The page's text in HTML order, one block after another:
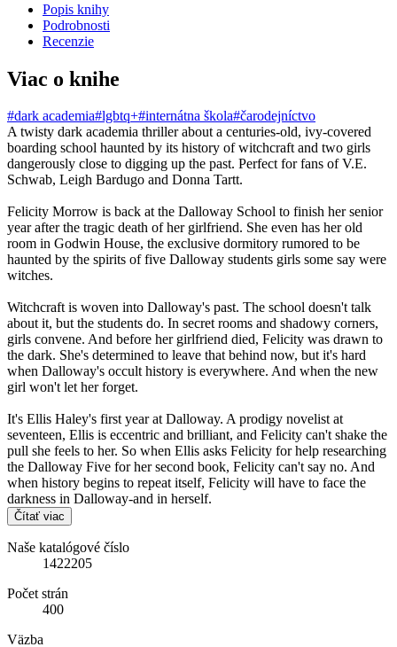
Popis knihy
Podrobnosti
Recenzie
Viac o knihe
#dark academia#lgbtq+#internátna škola#čarodejníctvo
A twisty dark academia thriller about a centuries-old, ivy-covered
boarding school haunted by its history of witchcraft and two girls
dangerously close to digging up the past. Perfect for fans of V.E.
Schwab, Leigh Bardugo and Donna Tartt.
Felicity Morrow is back at the Dalloway School to finish her senior
year after the tragic death of her girlfriend. She even has her old
room in Godwin House, the exclusive dormitory rumored to be
haunted by the spirits of five Dalloway students girls some say were
witches.
Witchcraft is woven into Dalloway's past. The school doesn't talk
about it, but the students do. In secret rooms and shadowy corners,
girls convene. And before her girlfriend died, Felicity was drawn to
the dark. She's determined to leave that behind now, but it's hard
when Dalloway's occult history is everywhere. And when the new
girl won't let her forget.
It's Ellis Haley's first year at Dalloway. A prodigy novelist at
seventeen, Ellis is eccentric and brilliant, and Felicity can't shake the
pull she feels to her. So when Ellis asks Felicity for help researching
the Dalloway Five for her second book, Felicity can't say no. And
when history begins to repeat itself, Felicity will have to face the
darkness in Dalloway-and in herself.
Čítať viac
Naše katalógové číslo
1422205
Počet strán
400
Väzba